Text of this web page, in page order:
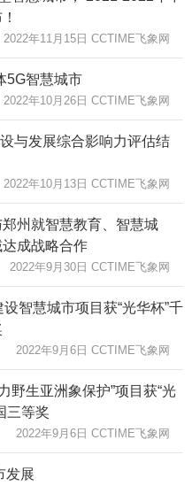
2022年11月15日 CCTIME飞象网
5G智慧城市
2022年10月26日 CCTIME飞象网
与发展综合影响力评估结
2022年10月13日 CCTIME飞象网
州就智慧教育、智慧城
成战略合作
2022年9月30日 CCTIME飞象网
智慧城市项目获“光华杯”千
2022年9月6日 CCTIME飞象网
野生亚洲象保护”项目获“光
三等奖
2022年9月6日 CCTIME飞象网
发展